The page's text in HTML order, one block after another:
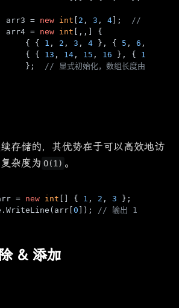
arr3 = new int 2 , 3 , 4 ]; // 2行3列4
arr4 = new int [,,] {
{ {
1 , 2 , 3 , 4 }, { 5 , 6 ,
{ {
13 , 14 , 15 , 16 }, { 17
};
// 显式初始化，数组长度由编译器推
存储的，其优势在于可以高效地访
杂度为 O(1) 。
= new int [] { 1 , 2 , 3 };
0 ]); // 输出 1
& 添加